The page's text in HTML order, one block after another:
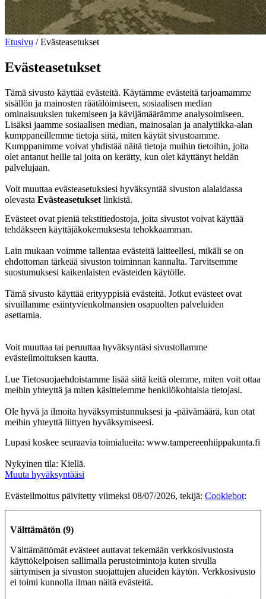
Etusivu / Evästeasetukset
Evästeasetukset
Tämä sivusto käyttää evästeitä. Käytämme evästeitä tarjoamamme
sisällön ja mainosten räätälöimiseen, sosiaalisen median
ominaisuuksien tukemiseen ja kävijämäärämme analysoimiseen.
Lisäksi jaamme sosiaalisen median, mainosalan ja analytiikka-alan
kumppaneillemme tietoja siitä, miten käytät sivustoamme.
Kumppanimme voivat yhdistää näitä tietoja muihin tietoihin, joita
olet antanut heille tai joita on kerätty, kun olet käyttänyt heidän
palvelujaan.
Voit muuttaa evästeasetuksiesi hyväksyntää sivuston alalaidassa
olevasta Evästeasetukset linkistä.
Evästeet ovat pieniä tekstitiedostoja, joita sivustot voivat käyttää
tehdäkseen käyttäjäkokemuksesta tehokkaamman.
Lain mukaan voimme tallentaa evästeitä laitteellesi, mikäli se on
ehdottoman tärkeää sivuston toiminnan kannalta. Tarvitsemme
suostumuksesi kaikenlaisten evästeiden käytölle.
Tämä sivusto käyttää erityyppisiä evästeitä. Jotkut evästeet ovat
sivuillamme esiintyvienkolmansien osapuolten palveluiden
asettamia.
Voit muuttaa tai peruuttaa hyväksyntäsi sivustollamme
evästeilmoituksen kautta.
Lue Tietosuojaehdoistamme lisää siitä keitä olemme, miten voit ottaa
meihin yhteyttä ja miten käsittelemme henkilökohtaisia tietojasi.
Ole hyvä ja ilmoita hyväksymistunnuksesi ja -päivämäärä, kun otat
meihin yhteyttä liittyen hyväksymiseesi.
Lupasi koskee seuraavia toimialueita: www.tampereenhiippakunta.fi
Nykyinen tila: Kiellä.
Muuta hyväksyntääsi
Evästeilmoitus päivitetty viimeksi 08/07/2026, tekijä: Cookiebot:
Välttämätön (9)
Välttämättömät evästeet auttavat tekemään verkkosivustosta
käyttökelpoisen sallimalla perustoimintoja kuten sivulla
siirtymisen ja sivuston suojattujen alueiden käytön. Verkkosivusto
ei toimi kunnolla ilman näitä evästeitä.